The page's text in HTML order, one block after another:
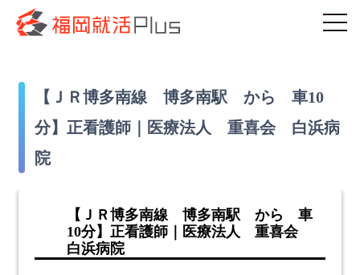
【ＪＲ博多南線 博多南駅 から 車10
分】正看護師｜医療法人 重喜会 白浜病
院
【ＪＲ博多南線 博多南駅 から 車
10分】正看護師｜医療法人 重喜会
白浜病院